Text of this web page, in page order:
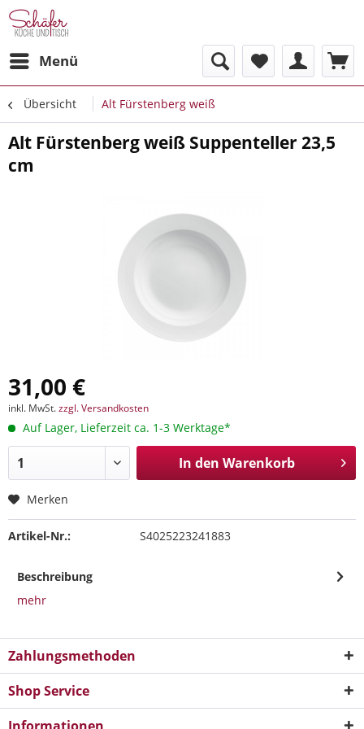
Menü
Übersicht Alt Fürstenberg weiß
Alt Fürstenberg weiß Suppenteller 23,5
cm
31,00 €
inkl. MwSt.zzgl. Versandkosten
Auf Lager, Lieferzeit ca. 1-3 Werktage*
In den Warenkorb
Merken
Artikel-Nr.: S4025223241883
Beschreibung
mehr
Zahlungsmethoden
Shop Service